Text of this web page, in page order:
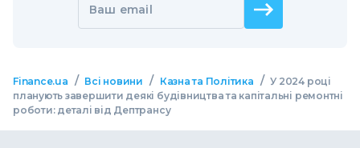
Ваш email
Finance.ua / Всі новини / Казна та Політика / У 2024 році
планують завершити деякі будівництва та капітальні ремонтні
роботи: деталі від Дептрансу